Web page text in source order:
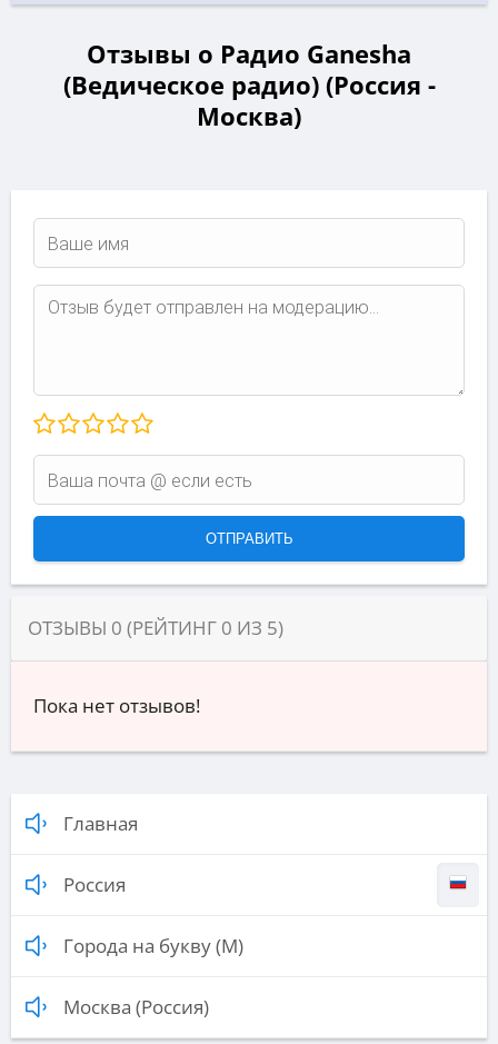
Отзывы о Радио Ganesha
(Ведическое радио) (Россия -
Москва)
ОТЗЫВЫ 0 (РЕЙТИНГ 0 ИЗ 5)
Пока нет отзывов!
Главная
Россия
Города на букву (М)
Москва (Россия)